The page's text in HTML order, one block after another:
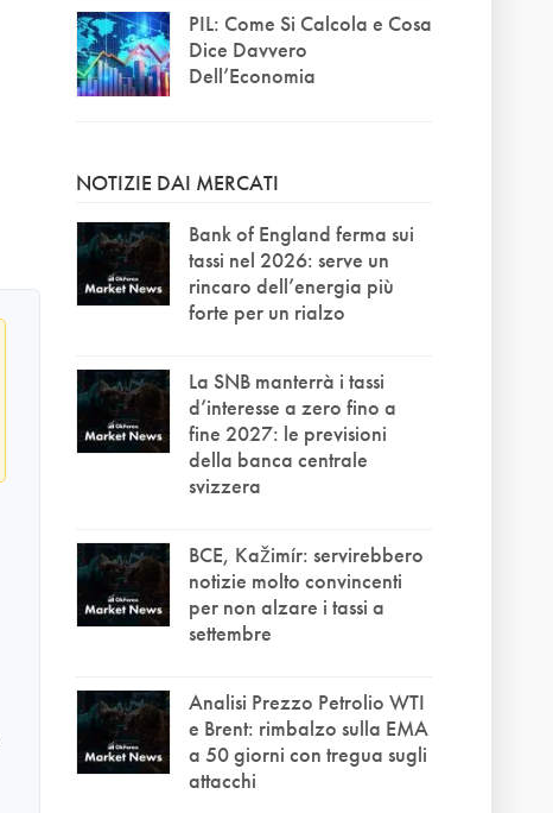
PIL: Come Si Calcola e Cosa
Dice Davvero
Dell’Economia
NOTIZIE DAI MERCATI
Bank of England ferma sui
tassi nel 2026: serve un
rincaro dell’energia più
forte per un rialzo
La SNB manterrà i tassi
d’interesse a zero fino a
fine 2027: le previsioni
della banca centrale
svizzera
BCE, Kažimír: servirebbero
notizie molto convincenti
per non alzare i tassi a
settembre
Analisi Prezzo Petrolio WTI
e Brent: rimbalzo sulla EMA
a 50 giorni con tregua sugli
attacchi